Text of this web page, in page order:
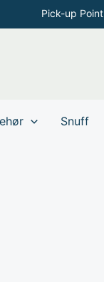
Pick-up Point
Snuff